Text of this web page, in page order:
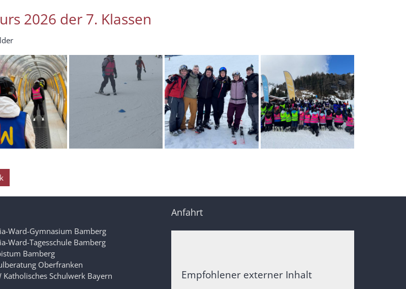
2026 der 7. Klassen
Ward-Gymnasium Bamberg
Ward-Tagesschule Bamberg
Bamberg
Oberfranken
Katholisches Schulwerk Bayern
Anfahrt
Empfohlener externer Inhalt